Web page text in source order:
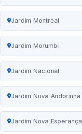
Jardim Montreal
Jardim Morumbi
Jardim Nacional
Jardim Nova Andorinha
Jardim Nova Esperança